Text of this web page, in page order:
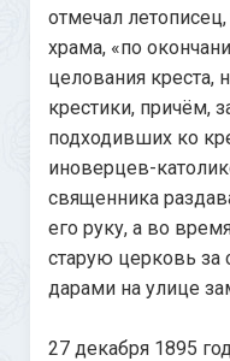
отмечал
храма, «по
целования креста,
крестики, причём,
подходивших ко
иноверцев-
священника
его руку, а во
старую церковь
дарами на улице
27 декабря 1895